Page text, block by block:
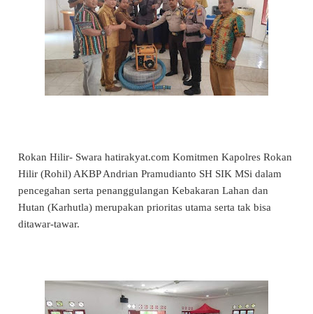
Rokan Hilir- Swara hatirakyat.com Komitmen Kapolres Rokan
Hilir (Rohil) AKBP Andrian Pramudianto SH SIK MSi dalam
pencegahan serta penanggulangan Kebakaran Lahan dan
Hutan (Karhutla) merupakan prioritas utama serta tak bisa
ditawar-tawar.